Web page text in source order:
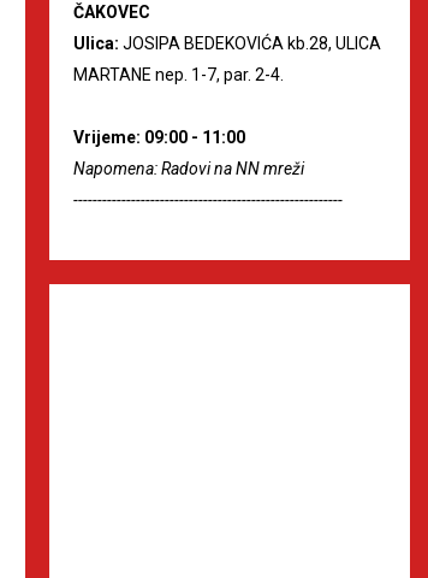
ČAKOVEC
Ulica: JOSIPA BEDEKOVIĆA kb.28, ULICA
MARTANE nep. 1-7, par. 2-4.
Vrijeme: 09:00 - 11:00
Napomena: Radovi na NN mreži
--------------------------------------------------------